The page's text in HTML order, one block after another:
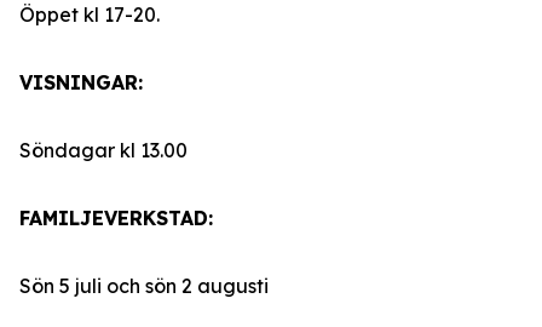
Öppet kl 17-20.
VISNINGAR:
Söndagar kl 13.00
FAMILJEVERKSTAD:
Sön 5 juli och sön 2 augusti